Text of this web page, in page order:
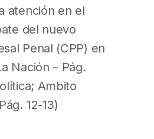
atención en el
del nuevo
Penal (CPP) en
Nación – Pág.
Ambito
12-13)